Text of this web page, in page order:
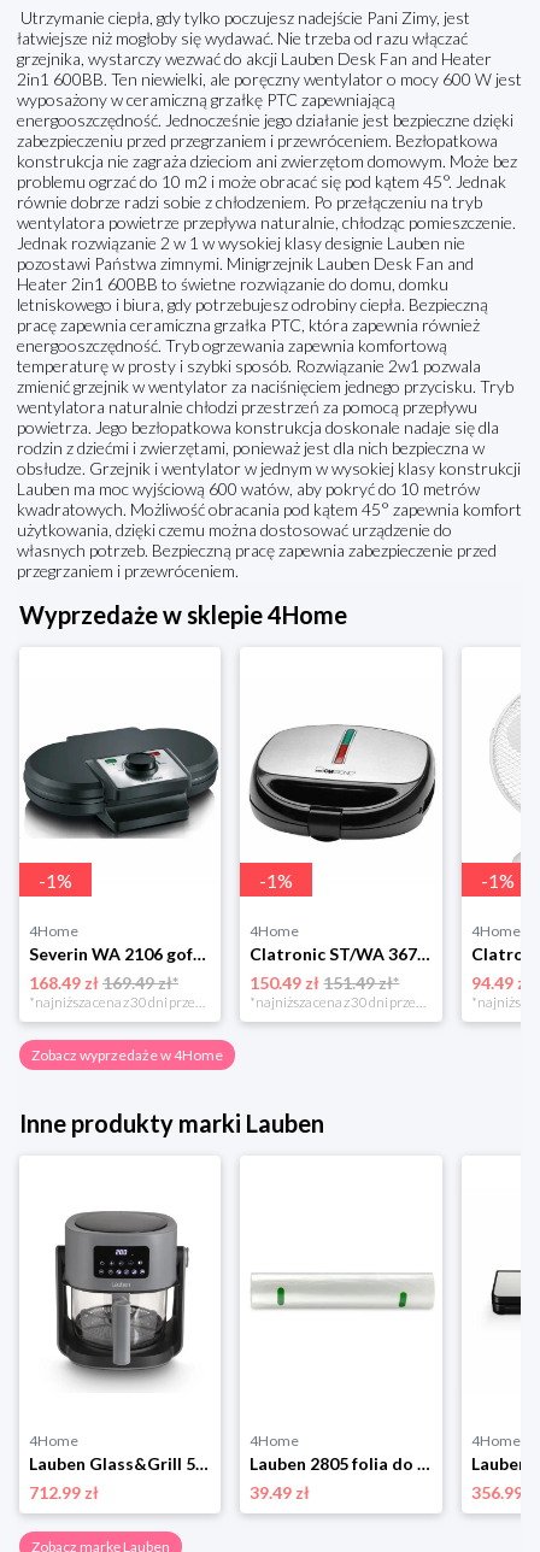
Utrzymanie ciepła, gdy tylko poczujesz nadejście Pani Zimy, jest
łatwiejsze niż mogłoby się wydawać. Nie trzeba od razu włączać
grzejnika, wystarczy wezwać do akcji Lauben Desk Fan and Heater
2in1 600BB. Ten niewielki, ale poręczny wentylator o mocy 600 W jest
wyposażony w ceramiczną grzałkę PTC zapewniającą
energooszczędność. Jednocześnie jego działanie jest bezpieczne dzięki
zabezpieczeniu przed przegrzaniem i przewróceniem. Bezłopatkowa
konstrukcja nie zagraża dzieciom ani zwierzętom domowym. Może bez
problemu ogrzać do 10 m2 i może obracać się pod kątem 45°. Jednak
równie dobrze radzi sobie z chłodzeniem. Po przełączeniu na tryb
wentylatora powietrze przepływa naturalnie, chłodząc pomieszczenie.
Jednak rozwiązanie 2 w 1 w wysokiej klasy designie Lauben nie
pozostawi Państwa zimnymi. Minigrzejnik Lauben Desk Fan and
Heater 2in1 600BB to świetne rozwiązanie do domu, domku
letniskowego i biura, gdy potrzebujesz odrobiny ciepła. Bezpieczną
pracę zapewnia ceramiczna grzałka PTC, która zapewnia również
energooszczędność. Tryb ogrzewania zapewnia komfortową
temperaturę w prosty i szybki sposób. Rozwiązanie 2w1 pozwala
zmienić grzejnik w wentylator za naciśnięciem jednego przycisku. Tryb
wentylatora naturalnie chłodzi przestrzeń za pomocą przepływu
powietrza. Jego bezłopatkowa konstrukcja doskonale nadaje się dla
rodzin z dziećmi i zwierzętami, ponieważ jest dla nich bezpieczna w
obsłudze. Grzejnik i wentylator w jednym w wysokiej klasy konstrukcji
Lauben ma moc wyjściową 600 watów, aby pokryć do 10 metrów
kwadratowych. Możliwość obracania pod kątem 45° zapewnia komfort
użytkowania, dzięki czemu można dostosować urządzenie do
własnych potrzeb. Bezpieczną pracę zapewnia zabezpieczenie przed
przegrzaniem i przewróceniem.
Wyprzedaże w sklepie 4Home
-1%
4Home
Severin WA 2106 gofrownica duo, czarny
168.49 zł169.49 zł*
*najniższa cena z 30 dni przed obniżką
-1%
4Home
Clatronic ST/WA 3670 Opiekacz do kanapek
150.49 zł 151.49 zł*
*najniższa cena z 30 dni przed obniżką
-1%
4Home
94.49 zł
Zobacz wyprzedaże w 4Home
Inne produkty marki Lauben
4Home
Lauben Glass&Grill 5500BG Frytownica na gorące powietrze
712.99 zł
4Home
Lauben 2805 folia do pakowarek próżniowych
39.49 zł
4Home
356.99 zł
Zobacz markę Lauben